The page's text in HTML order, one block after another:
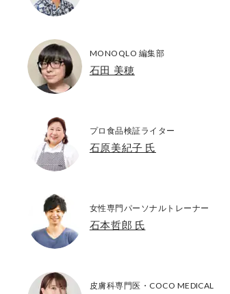
MONOQLO 編集部
石田 美穂
プロ食品検証ライター
石原美紀子 氏
女性専門パーソナルトレーナー
石本哲郎 氏
皮膚科専門医・COCO MEDICAL